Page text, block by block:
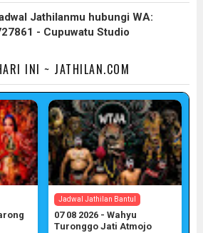
Jathilanmu hubungi WA:
- Cupuwatu Studio
INI ~ JATHILAN.COM
Jadwal Jathilan Bantul
07 08 2026 - Wahyu
Turonggo Jati Atmojo